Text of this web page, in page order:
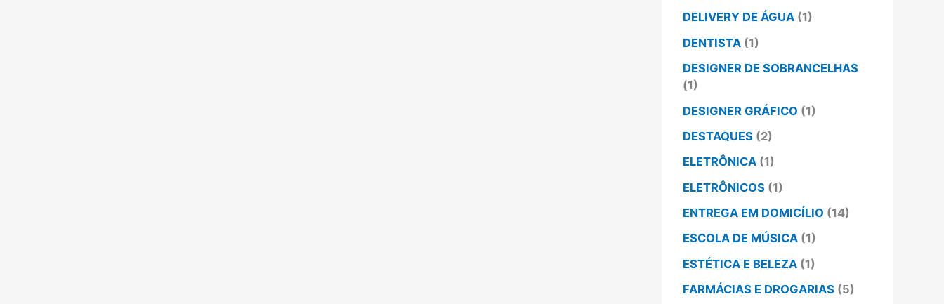
DELIVERY DE ÁGUA (1)
DENTISTA (1)
DESIGNER DE SOBRANCELHAS
(1)
DESIGNER GRÁFICO (1)
DESTAQUES (2)
ELETRÔNICA (1)
ELETRÔNICOS (1)
ENTREGA EM DOMICÍLIO (14)
ESCOLA DE MÚSICA (1)
ESTÉTICA E BELEZA (1)
FARMÁCIAS E DROGARIAS (5)